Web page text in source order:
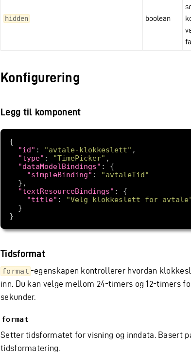
hidden boolean
Konfigurering
Legg til komponent
"id" : "avtale-klokkeslett"
"type" : "TimePicker"
"dataModelBindings"
"simpleBinding" :
"avtaleTid"
"textResourceBindings"
"title" :
"Velg klokkeslett for
Tidsformat
format -egenskapen kontrollerer hvordan
inn. Du kan velge mellom 24-timers og 12-timers
sekunder.
format
Setter tidsformatet for visning og inndata. Basert
tidsformatering.